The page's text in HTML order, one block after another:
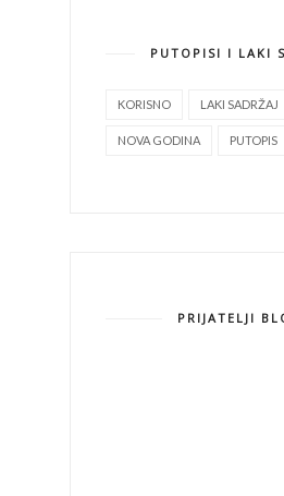
PUTOPISI I LAKI
KORISNO LAKI SADRŽAJ
NOVA GODINA PUTOPIS
PRIJATELJI